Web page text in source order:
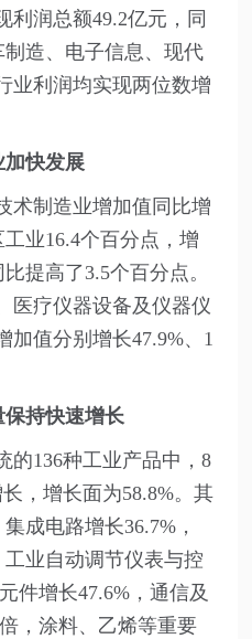
利润总额49.2亿元，同
制造、电子信息、现代
业利润均实现两位数增
加快发展
术制造业增加值同比增
业16.4个百分点，增
提高了3.5个百分点。
医疗仪器设备及仪器仪
加值分别增长47.9%、1
持快速增长
的136种工业产品中，8
，增长面为58.8%。其
成电路增长36.7%，
业自动调节仪表与控
件增长47.6%，通信及
，涂料、乙烯等重要